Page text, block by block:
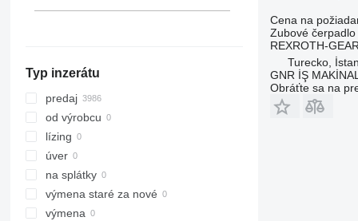
Typ inzerátu
predaj
od výrobcu
lízing
úver
na splátky
výmena staré za nové
výmena
Cena na
Zubové čerpadlo
REXROTH-
Turecko,
GNR İŞ
Obráťte sa na